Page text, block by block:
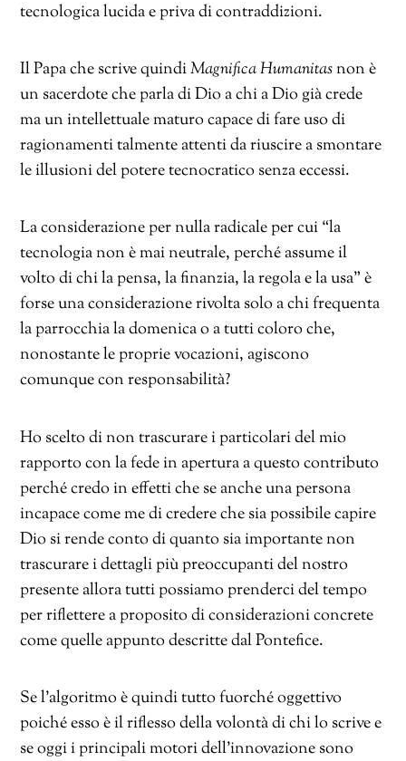
tecnologica lucida e priva di contraddizioni.
Il Papa che scrive quindiMagnifica Humanitas non è
un sacerdote che parla di Dio a chi a Dio già crede
ma un intellettuale maturo capace di fare uso di
ragionamenti talmente attenti da riuscire a smontare
le illusioni del potere tecnocratico senza eccessi.
La considerazione per nulla radicale per cui “la
tecnologia non è mai neutrale, perché assume il
volto di chi la pensa, la finanzia, la regola e la usa” è
forse una considerazione rivolta solo a chi frequenta
la parrocchia la domenica o a tutti coloro che,
nonostante le proprie vocazioni, agiscono
comunque con responsabilità?
Ho scelto di non trascurare i particolari del mio
rapporto con la fede in apertura a questo contributo
perché credo in effetti che se anche una persona
incapace come me di credere che sia possibile capire
Dio si rende conto di quanto sia importante non
trascurare i dettagli più preoccupanti del nostro
presente allora tutti possiamo prenderci del tempo
per riflettere a proposito di considerazioni concrete
come quelle appunto descritte dal Pontefice.
Se l’algoritmo è quindi tutto fuorché oggettivo
poiché esso è il riflesso della volontà di chi lo scrive e
se oggi i principali motori dell’innovazione sono